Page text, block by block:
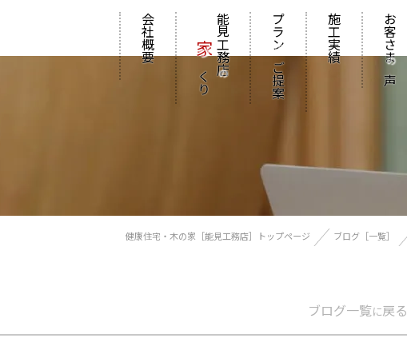
会社概要 能見工務店
の
家
づくり
プラン
の
ご提案
施工実績 お客さま
の
声
健康住宅・木の家［能見工務店］トップページ ブログ［一覧］
ブログ一覧に戻る